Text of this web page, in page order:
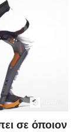
σε όποιον